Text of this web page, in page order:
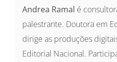
Andrea Ramal é
palestrante. Doutora em
dirige as produções
Editorial Nacional.